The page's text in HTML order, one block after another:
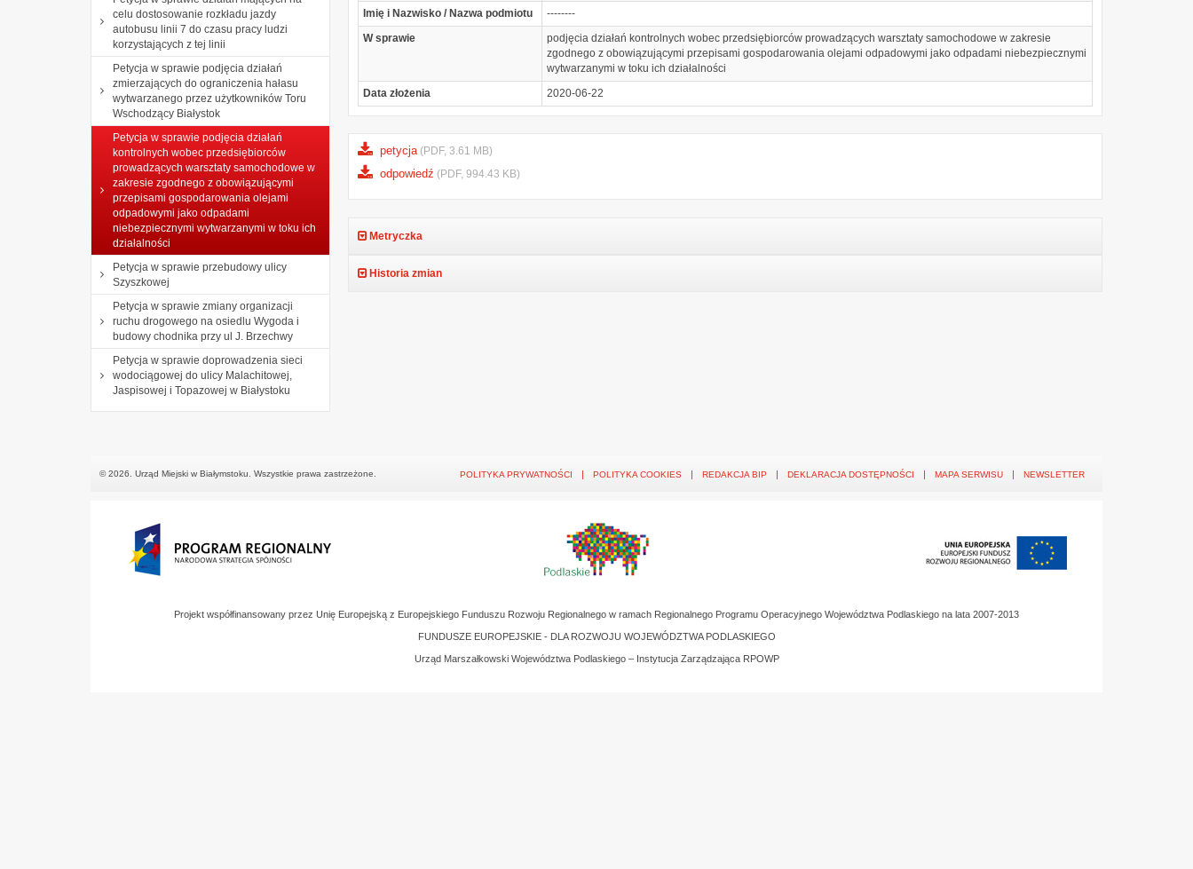
celu dostosowanie rozkładu jazdy
autobusu linii 7 do czasu pracy ludzi
korzystających z tej linii
Petycja w sprawie podjęcia działań
zmierzających do ograniczenia hałasu
wytwarzanego przez użytkowników Toru
Wschodzący Białystok
Petycja w sprawie podjęcia działań
kontrolnych wobec przedsiębiorców
prowadzących warsztaty samochodowe w
zakresie zgodnego z obowiązującymi
przepisami gospodarowania olejami
odpadowymi jako odpadami
niebezpiecznymi wytwarzanymi w toku ich
działalności
Petycja w sprawie przebudowy ulicy
Szyszkowej
Petycja w sprawie zmiany organizacji
ruchu drogowego na osiedlu Wygoda i
budowy chodnika przy ul J. Brzechwy
Petycja w sprawie doprowadzenia sieci
wodociągowej do ulicy Malachitowej,
Jaspisowej i Topazowej w Białystoku
Imię i Nazwisko / Nazwa podmiotu
--------
W sprawie
podjęcia działań kontrolnych wobec przedsiębiorców prowadzących warsztaty samochodowe w zakresie
zgodnego z obowiązującymi przepisami gospodarowania olejami odpadowymi jako odpadami niebezpiecznymi
wytwarzanymi w toku ich działalności
Data złożenia
2020-06-22
petycja (PDF, 3.61 MB)
odpowiedź (PDF, 994.43 KB)
Metryczka
Historia zmian
© 2026. Urząd Miejski w Białymstoku. Wszystkie prawa zastrzeżone. POLITYKA PRYWATNOŚCI POLITYKA COOKIES REDAKCJA BIP DEKLARACJA DOSTĘPNOŚCI MAPA SERWISU NEWSLETTER
Projekt współfinansowany przez Unię Europejską z Europejskiego Funduszu Rozwoju Regionalnego w ramach Regionalnego Programu Operacyjnego Województwa Podlaskiego na lata 2007-2013
FUNDUSZE EUROPEJSKIE - DLA ROZWOJU WOJEWÓDZTWA PODLASKIEGO
Urząd Marszałkowski Województwa Podlaskiego – Instytucja Zarządzająca RPOWP